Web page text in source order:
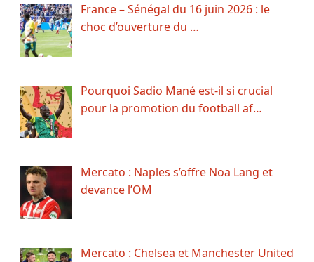
France – Sénégal du 16 juin 2026 : le
choc d’ouverture du …
Pourquoi Sadio Mané est-il si crucial
pour la promotion du football af…
Mercato : Naples s’offre Noa Lang et
devance l’OM
Mercato : Chelsea et Manchester United